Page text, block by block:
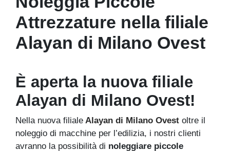
Attrezzature nella filiale
Alayan di Milano Ovest
È aperta la nuova filiale
Alayan di Milano Ovest!
Nella nuova filiale Alayan di Milano Ovest oltre il
noleggio di macchine per l’edilizia, i nostri clienti
avranno la possibilità di noleggiare piccole